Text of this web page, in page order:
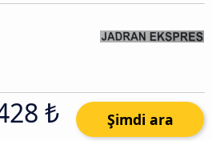
₺ Şimdi ara